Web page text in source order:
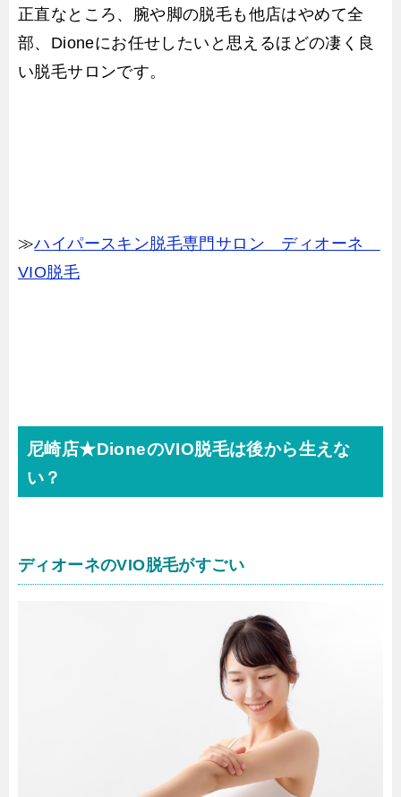
正直なところ、腕や脚の脱毛も他店はやめて全
部、Dioneにお任せしたいと思えるほどの凄く良
い脱毛サロンです。
≫ハイパースキン脱毛専門サロン ディオーネ
VIO脱毛
尼崎店★DioneのVIO脱毛は後から生えな
い？
ディオーネのVIO脱毛がすごい